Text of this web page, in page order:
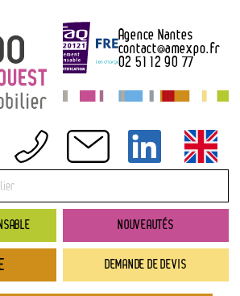
NOUVEAUTÉS
DEMANDE DE DEVIS
Agence Nantes
contact@amexpo.fr
02 51 12 90 77
de location